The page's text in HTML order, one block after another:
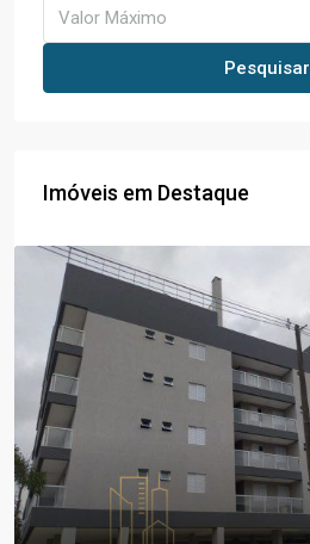
Valor Máximo
Pesquisar
Imóveis em Destaque